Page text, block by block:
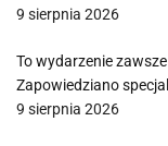
9 sierpnia 2026
To wydarzenie
Zapowiedziano
9 sierpnia 2026